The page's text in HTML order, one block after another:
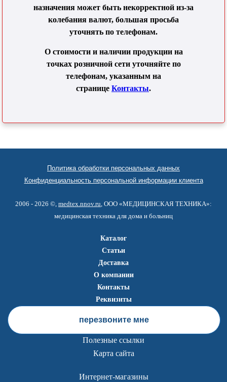
назначения может быть некорректной из-за
колебания валют, большая просьба
уточнять по телефонам.
О стоимости и наличии продукции на
точках розничной сети уточняйте по
телефонам, указанным на
странице Контакты.
Политика обработки персональных данных
Конфиденциальность персональной информации клиента
2006 - 2026 ©, medtex.nnov.ru , ООО «МЕДИЦИНСКАЯ ТЕХНИКА»:
медицинская техника для дома и больниц
Каталог
Статьи
Доставка
О компании
Контакты
Реквизиты
перезвоните мне
Полезные ссылки
Карта сайта
Интернет-магазины